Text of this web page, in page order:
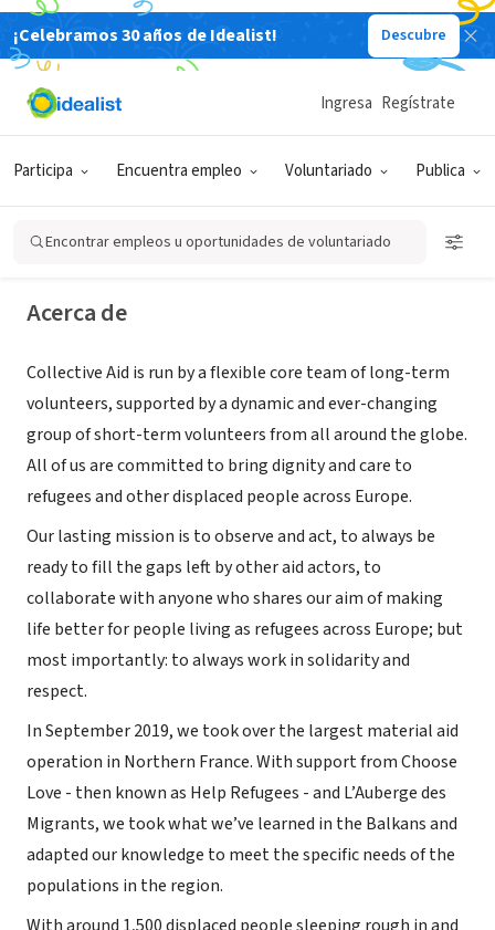
¡Celebramos 30 años de Idealist! Descubre
Participa Encuentra empleo Voluntariado Publica
Ingresa Regístrate
Encontrar empleos u oportunidades de voluntariado
Collective Aid
Calais, Hauts-de-France, Francia
Acerca de
Collective Aid is run by a flexible core team of long-term
volunteers, supported by a dynamic and ever-changing
group of short-term volunteers from all around the globe.
All of us are committed to bring dignity and care to
refugees and other displaced people across Europe.
Our lasting mission is to observe and act, to always be
ready to fill the gaps left by other aid actors, to
collaborate with anyone who shares our aim of making
life better for people living as refugees across Europe; but
most importantly: to always work in solidarity and
respect.
In September 2019, we took over the largest material aid
operation in Northern France. With support from Choose
Love - then known as Help Refugees - and L’Auberge des
Migrants, we took what we’ve learned in the Balkans and
adapted our knowledge to meet the specific needs of the
populations in the region.